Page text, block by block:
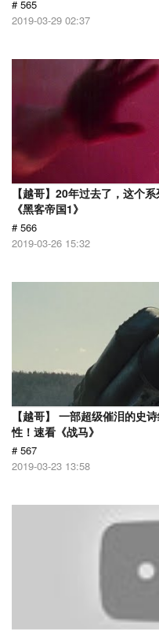
# 565
2019-03-29 02:37
【越哥】20年过去了，这个
《黑客帝国1》
# 566
2019-03-26 15:32
【越哥】 一部超级催泪的史
性！速看《战马》
# 567
2019-03-23 13:58